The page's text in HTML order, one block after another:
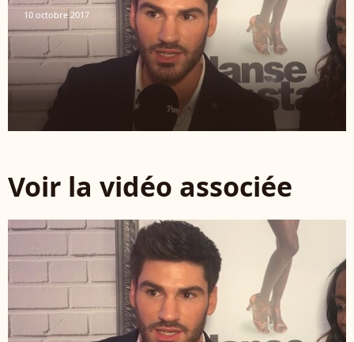
10 octobre 2017
Voir la vidéo associée